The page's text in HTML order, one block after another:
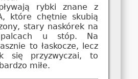
rybki znane z
które chętnie skubią
stary naskórek na
u stóp. Na
to łaskocze, lecz
się przyzwyczai, to
miłe.